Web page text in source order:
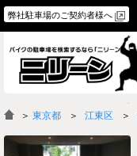
弊社駐車場のご契約者様へ
物件一覧
よくあるご質問
＞ 東京都 江東区